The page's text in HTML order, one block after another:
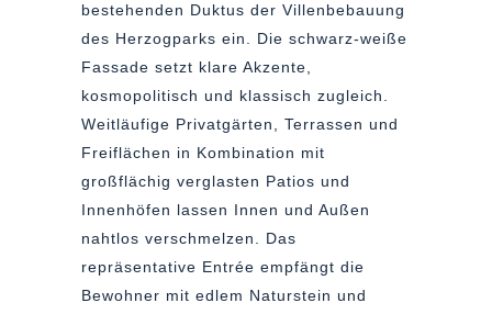
bestehenden Duktus der Villenbebauung
des Herzogparks ein. Die schwarz-weiße
Fassade setzt klare Akzente,
kosmopolitisch und klassisch zugleich.
Weitläufige Privatgärten, Terrassen und
Freiflächen in Kombination mit
großflächig verglasten Patios und
Innenhöfen lassen Innen und Außen
nahtlos verschmelzen. Das
repräsentative Entrée empfängt die
Bewohner mit edlem Naturstein und